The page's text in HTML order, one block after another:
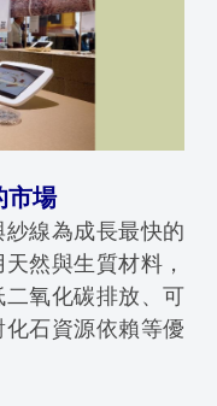
市場
線為成長最快的
然與生質材料，
氧化碳排放、可
石資源依賴等優